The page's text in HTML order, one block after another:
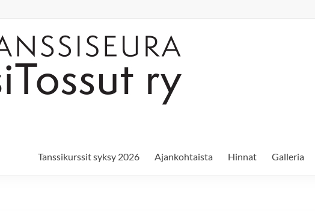
Tanssikurssit syksy 2026 Ajankohtaista Hinnat Galleria